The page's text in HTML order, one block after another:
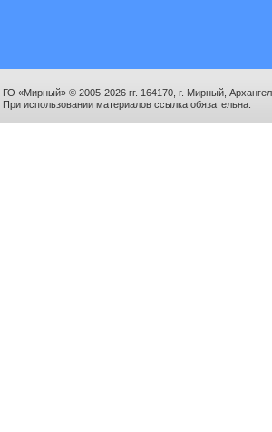
ГО «Мирный» © 2005-2026 гг. 164170, г. Мирный,
При использовании материалов ссылка обязательна.